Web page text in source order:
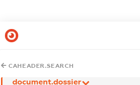
CAHEADER.SEARCH
document.dossier